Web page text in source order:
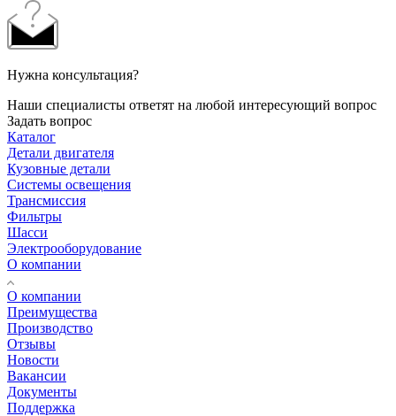
Нужна консультация?
Наши специалисты ответят на любой интересующий вопрос
Задать вопрос
Каталог
Детали двигателя
Кузовные детали
Системы освещения
Трансмиссия
Фильтры
Шасси
Электрооборудование
О компании
О компании
Преимущества
Производство
Отзывы
Новости
Вакансии
Документы
Поддержка